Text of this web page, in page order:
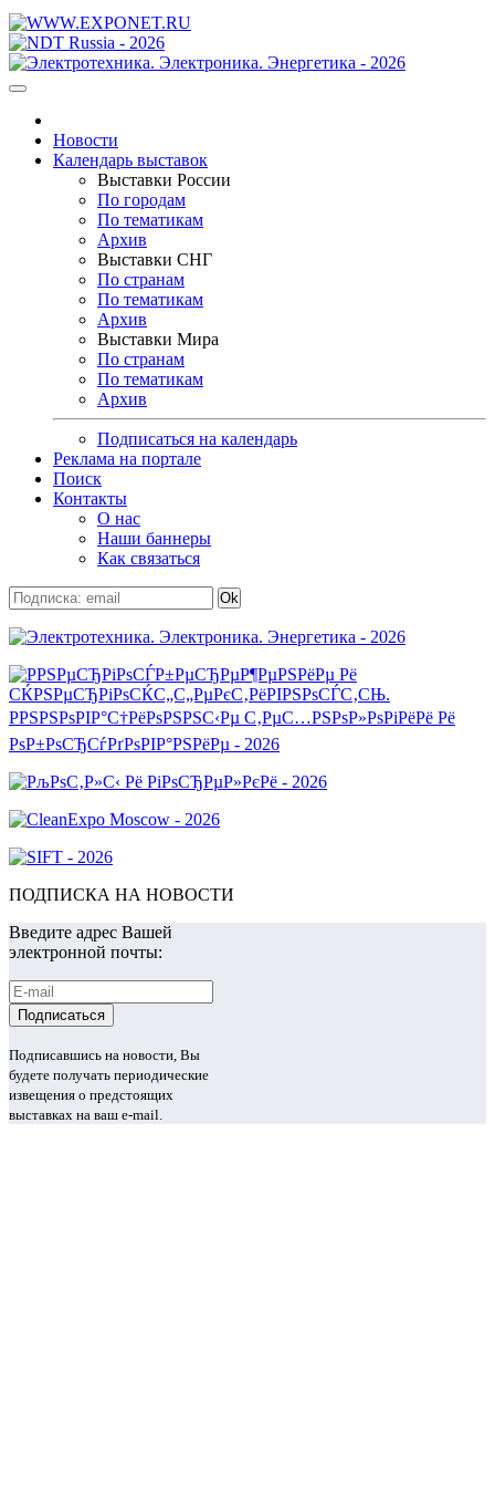
Новости
Календарь выставок
Выставки России
По городам
По тематикам
Архив
Выставки СНГ
По странам
По тематикам
Архив
Выставки Мира
По странам
По тематикам
Архив
Подписаться на календарь
Реклама на портале
Поиск
Контакты
О нас
Наши баннеры
Как связаться
ПОДПИСКА НА НОВОСТИ
Введите адрес Вашей
электронной почты:
Подписавшись на новости, Вы
будете получать периодические
извещения о предстоящих
выставках на ваш e-mail.